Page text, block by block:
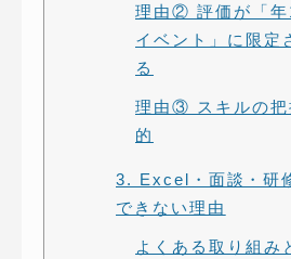
理由② 評価が「年
イベント」に限定
る
理由③ スキルの把
的
3. Excel・面談・研
できない理由
よくある取り組み